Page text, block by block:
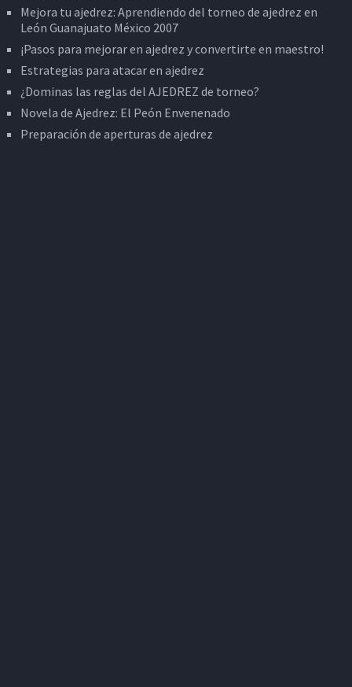
Mejora tu ajedrez: Aprendiendo del torneo de ajedrez en
León Guanajuato México 2007
¡Pasos para mejorar en ajedrez y convertirte en maestro!
Estrategias para atacar en ajedrez
¿Dominas las reglas del AJEDREZ de torneo?
Novela de Ajedrez: El Peón Envenenado
Preparación de aperturas de ajedrez